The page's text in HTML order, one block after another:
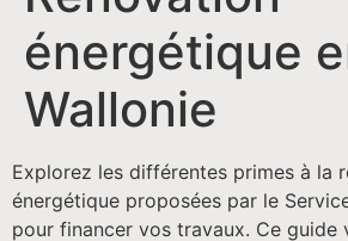
énergétique
Wallonie
Explorez les différentes primes à la
énergétique proposées par le
pour financer vos travaux. Ce guide